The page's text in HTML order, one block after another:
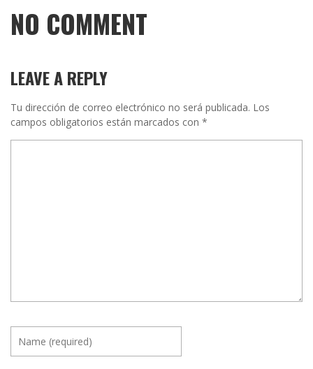
NO COMMENT
LEAVE A REPLY
Tu dirección de correo electrónico no será publicada. Los
campos obligatorios están marcados con *